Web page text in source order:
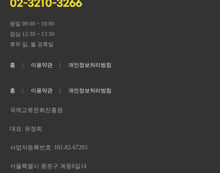
02-3210-3266
평일 09:00 ~ 18:00
점심 12:30 ~ 13:30
휴무 일, 월 공휴일
홈 이용약관 개인정보처리방침
홈 이용약관 개인정보처리방침
국제교류문화진흥원
대표: 유정희
사업자등록번호: 101-82-67203
서울특별시 종로구 계동6길14